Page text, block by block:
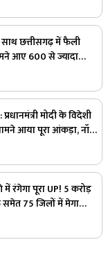
साथ छत्तीसगढ़ में फैली
आए 600 से ज्यादा
मोदी के विदेशी
आया पूरा आंकड़ा, नॉर्वे
रंगेगा पूरा UP! 5 करोड़
75 जिलों में मेगा